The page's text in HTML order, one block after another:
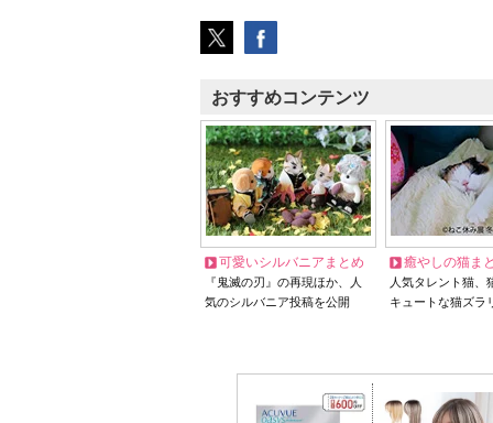
おすすめコンテンツ
可愛いシルバニアまとめ
『鬼滅の刃』の再現ほか、人
気のシルバニア投稿を公開
癒やしの猫ま
人気タレント猫
キュートな猫ズラ